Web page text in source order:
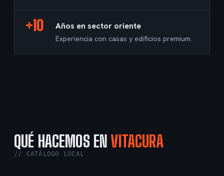
+10 Años en sector oriente
Experiencia con casas y edificios premium.
QUÉ HACEMOS ENVITACURA
// CATÁLOGO LOCAL